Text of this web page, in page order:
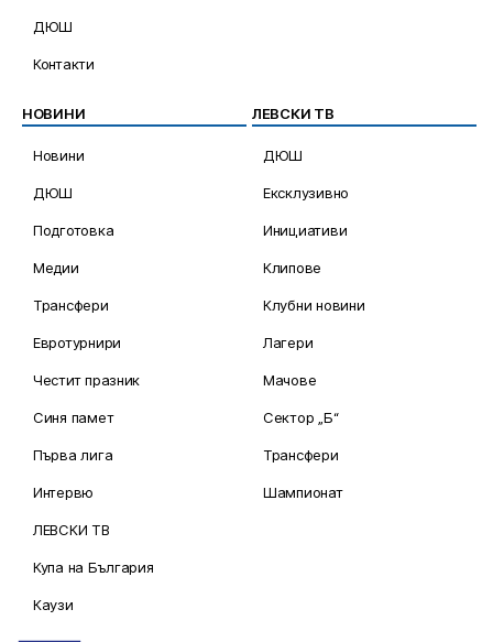
ДЮШ
Контакти
НОВИНИ
Новини
ДЮШ
Подготовка
Медии
Трансфери
Евротурнири
Честит празник
Синя памет
Първа лига
Интервю
ЛЕВСКИ ТВ
Купа на България
Каузи
ЛЕВСКИ ТВ
ДЮШ
Ексклузивно
Инициативи
Клипове
Клубни новини
Лагери
Мачове
Сектор „Б“
Трансфери
Шампионат